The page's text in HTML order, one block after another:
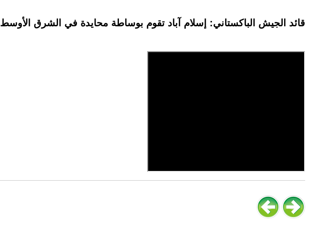
قائد الجيش الباكستاني: إسلام آباد تقوم بوساطة محايدة في الشرق الأوسط